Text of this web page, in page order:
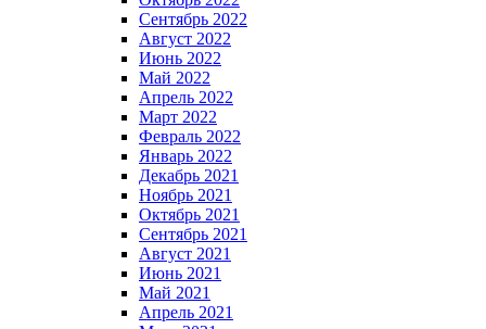
Сентябрь 2022
Август 2022
Июнь 2022
Май 2022
Апрель 2022
Март 2022
Февраль 2022
Январь 2022
Декабрь 2021
Ноябрь 2021
Октябрь 2021
Сентябрь 2021
Август 2021
Июнь 2021
Май 2021
Апрель 2021